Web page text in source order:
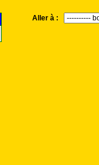
Aller à :